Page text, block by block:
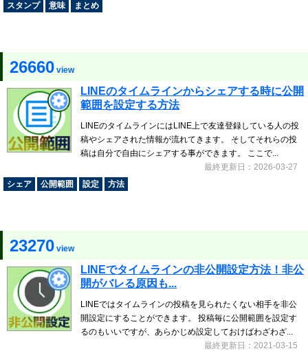
スタンプ
意味 まとめ
26660 view
LINEのタイムラインからシェアする時に公開
範囲を設定する方法
LINEのタイムラインにはLINE上で友達登録している人の投
稿やシェアされた情報が流れてきます。 そしてそれらの投
稿は自分で自由にシェアする事ができます。 ここで...
最終更新日：2026-03-27
シェア
公開範囲 設定 方法
23270 view
LINEでタイムラインの非公開設定方法！非公
開がバレる原因も...
LINEではタイムラインの投稿を見られたくない相手を非公
開設定にすることができます。 投稿毎に公開範囲を設定す
るのもいいですが、あらかじめ設定しておけばわざわざ...
最終更新日：2021-03-15